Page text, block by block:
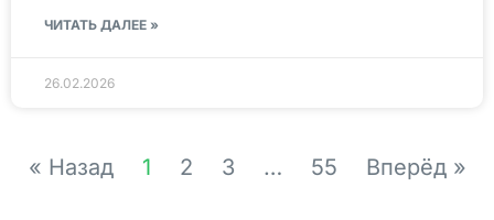
ЧИТАТЬ ДАЛЕЕ »
26.02.2026
« Назад 1 2 3 … 55 Вперёд »